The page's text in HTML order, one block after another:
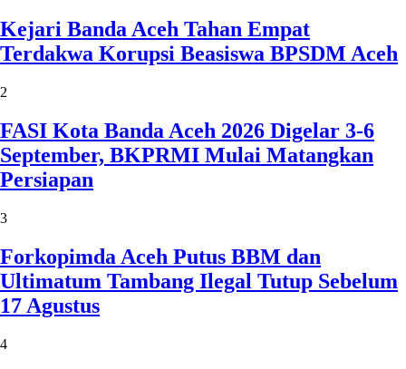
Kejari Banda Aceh Tahan Empat
Terdakwa Korupsi Beasiswa BPSDM Aceh
2
FASI Kota Banda Aceh 2026 Digelar 3-6
September, BKPRMI Mulai Matangkan
Persiapan
3
Forkopimda Aceh Putus BBM dan
Ultimatum Tambang Ilegal Tutup Sebelum
17 Agustus
4